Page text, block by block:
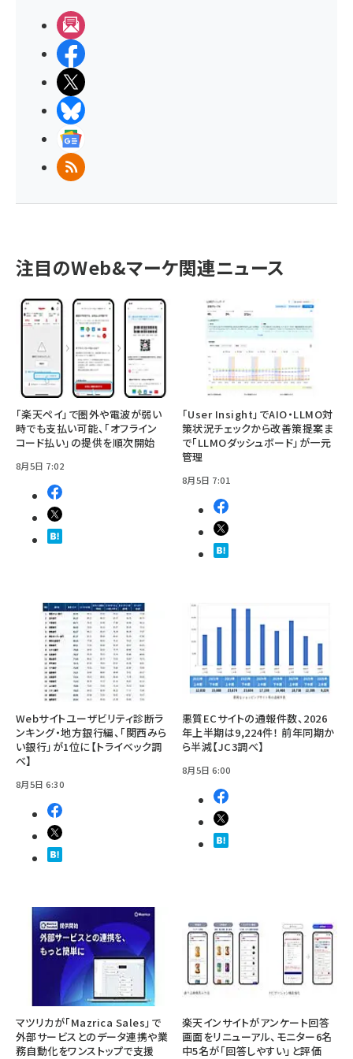
RSS
注目のWeb&マーケ関連ニュース
「楽天ペイ」で圏外や電波が弱い
時でも支払い可能、「オフライン
コード払い」の提供を順次開始
8月5日 7:02
「User Insight」でAIO・LLMO対
策状況チェックから改善策提案ま
で「LLMOダッシュボード」が一元
管理
8月5日 7:01
Webサイトユーザビリティ診断ラ
ンキング・地方銀行編、「関西みら
い銀行」が1位に【トライベック調
べ】
8月5日 6:30
悪質ECサイトの通報件数、2026
年上半期は9,224件！ 前年同期か
ら半減【JC3調べ】
8月5日 6:00
マツリカが「Mazrica Sales」で
外部サービスとのデータ連携や業
務自動化をワンストップで支援
楽天インサイトがアンケート回答
画面をリニューアル、モニター6名
中5名が「回答しやすい」と評価